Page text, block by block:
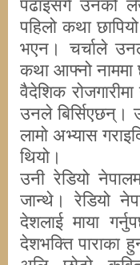
पढाइसँगै उनको
पहिलो कथा
भएन। चर्चाले
कथा आफ्नो
वैदेशिक
उनले बिर्सिएछन्।
लामो अभ्यास
थियो।
उनी रेडियो
जान्थे। रेडियो
देशलाई माया
देशभक्ति पाराका